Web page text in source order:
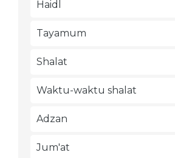
Haidl
Tayamum
Shalat
Waktu-waktu shalat
Adzan
Jum'at